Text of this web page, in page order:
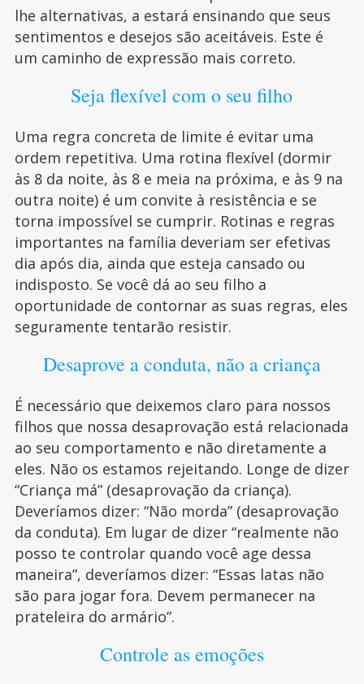
lhe alternativas, a estará ensinando que seus
sentimentos e desejos são aceitáveis. Este é
um caminho de expressão mais correto.
Seja flexível com o seu filho
Uma regra concreta de limite é evitar uma
ordem repetitiva. Uma rotina flexível (dormir
às 8 da noite, às 8 e meia na próxima, e às 9 na
outra noite) é um convite à resistência e se
torna impossível se cumprir. Rotinas e regras
importantes na família deveriam ser efetivas
dia após dia, ainda que esteja cansado ou
indisposto. Se você dá ao seu filho a
oportunidade de contornar as suas regras, eles
seguramente tentarão resistir.
Desaprove a conduta, não a criança
É necessário que deixemos claro para nossos
filhos que nossa desaprovação está relacionada
ao seu comportamento e não diretamente a
eles. Não os estamos rejeitando. Longe de dizer
“Criança má” (desaprovação da criança).
Deveríamos dizer: “Não morda” (desaprovação
da conduta). Em lugar de dizer “realmente não
posso te controlar quando você age dessa
maneira”, deveríamos dizer: “Essas latas não
são para jogar fora. Devem permanecer na
prateleira do armário”.
Controle as emoções